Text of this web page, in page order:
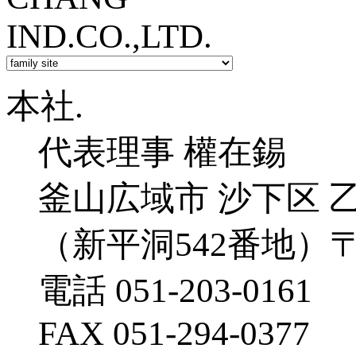
本社.
代表理事 權在錫
釜山広域市 沙下区
（新平洞542番地）
電話 051-203-0161
FAX 051-294-0377